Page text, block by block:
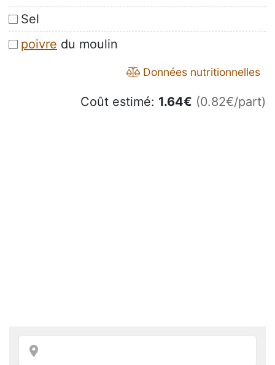
Sel
poivre du moulin
Données nutritionnelles
Coût estimé: 1.64€ (0.82€/part)